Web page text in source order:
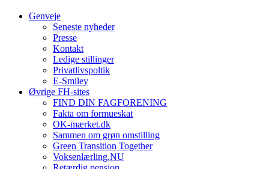
Genveje
Seneste nyheder
Presse
Kontakt
Ledige stillinger
Privatlivspoltik
E-Smiley
Øvrige FH-sites
FIND DIN FAGFORENING
Fakta om formueskat
OK-mærket.dk
Sammen om grøn omstilling
Green Transition Together
Voksenlærling.NU